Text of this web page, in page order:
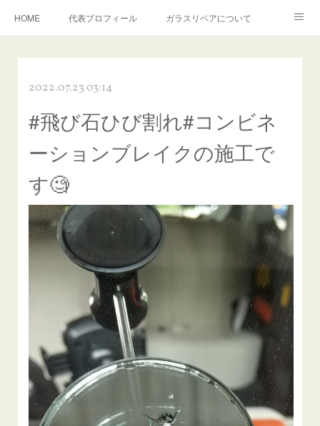
HOME 代表プロフィール ガラスリペアについて
飛び石施工料金について
当店へのアクセス 建築ガラスキズ取り・研磨・磨き
【プロ使用】フッ素系ガラストリートメント『アクアペル』
当店の良心的価格の理由について
欧州車モールの白サビやシミを落とす！
飛び石ひび割れでヒビ先が伸びた場合は？
2022.07.23 03:14
#飛び石ひび割れ#コンビネ
ーションブレイクの施工で
す🧐